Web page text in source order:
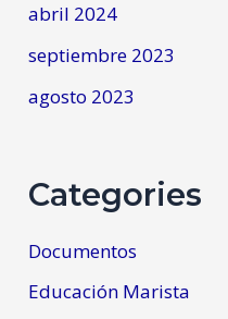
abril 2024
septiembre 2023
agosto 2023
Categories
Documentos
Educación Marista